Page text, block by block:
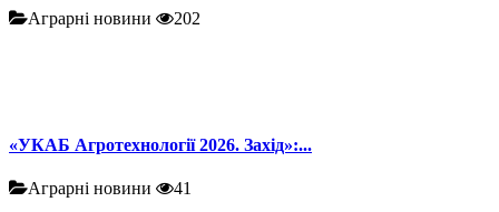
Аграрні новини 202
«УКАБ Агротехнології 2026. Захід»:...
Аграрні новини 41